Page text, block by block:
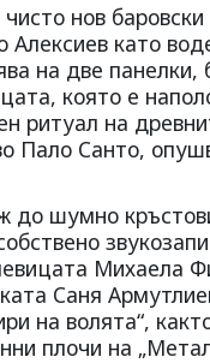
нов
като
на две панелки,
която е
ритуал на
Санто,
шумно
Михаела
Саня
на волята“,
плочи на